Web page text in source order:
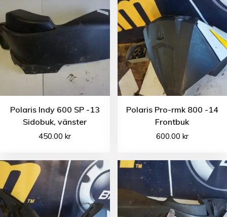
Polaris Indy 600 SP -13
Sidobuk, vänster
450.00kr
Polaris Pro-rmk 800 -14
Frontbuk
600.00 kr